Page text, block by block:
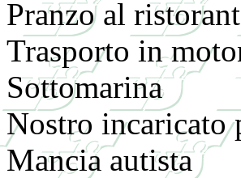
Pranzo al
Trasporto in
Sottomarina
Nostro incaricato
Mancia autista